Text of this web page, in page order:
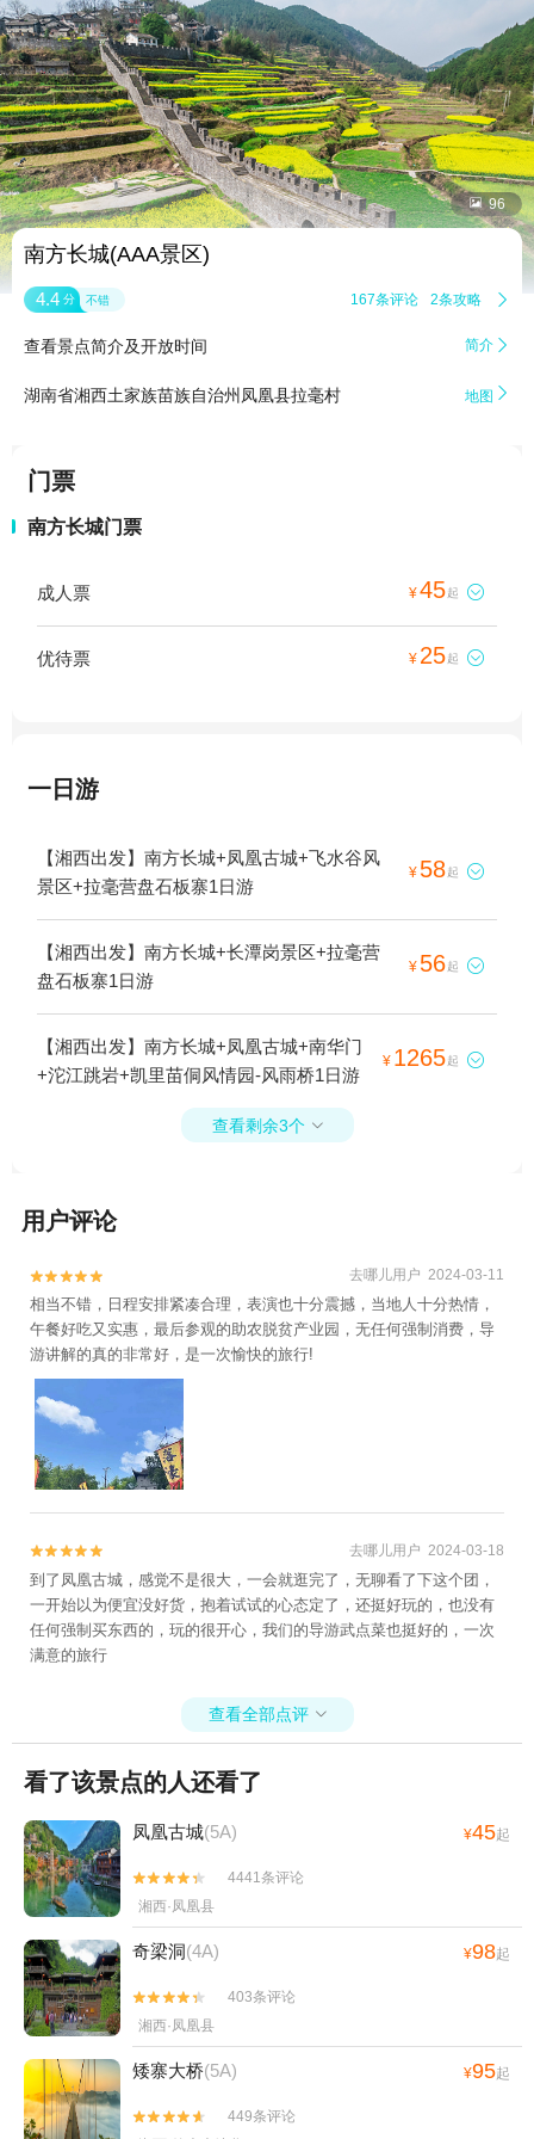
 96
南方长城(AAA景区)
4.4 分 不错 167条评论 2条攻略 
查看景点简介及开放时间 简介 
湖南省湘西土家族苗族自治州凤凰县拉毫村 地图 
门票
南方长城门票
成人票 ¥45起 
优待票 ¥ 25起 
一日游
【湘西出发】南方长城+凤凰古城+飞水谷风
景区+拉毫营盘石板寨1日游
¥ 58起 
【湘西出发】南方长城+长潭岗景区+拉毫营
盘石板寨1日游
¥ 56起 
【湘西出发】南方长城+凤凰古城+南华门
+沱江跳岩+凯里苗侗风情园-风雨桥1日游
¥ 1265起 
查看剩余3个 
用户评论

 去哪儿用户 2024-03-11
相当不错，日程安排紧凑合理，表演也十分震撼，当地人十分热情，
午餐好吃又实惠，最后参观的助农脱贫产业园，无任何强制消费，导
游讲解的真的非常好，是一次愉快的旅行!

 去哪儿用户 2024-03-18
到了凤凰古城，感觉不是很大，一会就逛完了，无聊看了下这个团，
一开始以为便宜没好货，抱着试试的心态定了，还挺好玩的，也没有
任何强制买东西的，玩的很开心，我们的导游武点菜也挺好的，一次
满意的旅行
查看全部点评 
看了该景点的人还看了
凤凰古城(5A) ¥45起


4441条评论
湘西·凤凰县
奇梁洞(4A) ¥98起


403条评论
湘西·凤凰县
矮寨大桥(5A) ¥95起


449条评论
